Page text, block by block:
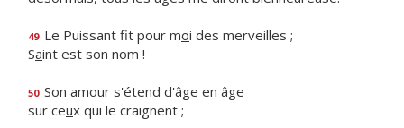
49 Le Puissant fit pour moi des merveilles ;
Saint est son nom !
50 Son amour s'étend d'âge en âge
sur ceux qui le craignent ;